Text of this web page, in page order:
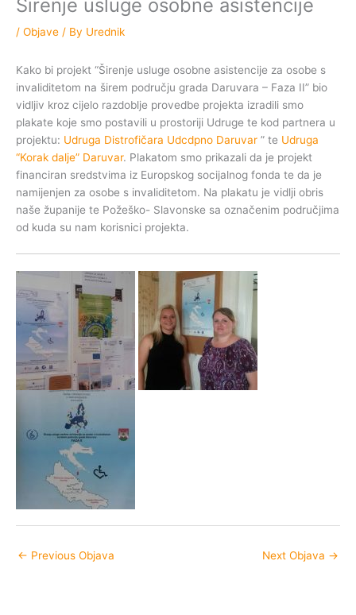
Širenje usluge osobne asistencije
/ Objave / By Urednik
Kako bi projekt “Širenje usluge osobne asistencije za osobe s
invaliditetom na širem području grada Daruvara – Faza II” bio
vidljiv kroz cijelo razdoblje provedbe projekta izradili smo
plakate koje smo postavili u prostoriji Udruge te kod partnera u
projektu: Udruga Distrofičara Udcdpno Daruvar ” te Udruga
“Korak dalje” Daruvar. Plakatom smo prikazali da je projekt
financiran sredstvima iz Europskog socijalnog fonda te da je
namijenjen za osobe s invaliditetom. Na plakatu je vidlji obris
naše županije te Požeško- Slavonske sa označenim područjima
od kuda su nam korisnici projekta.
← Previous Objava Next Objava →